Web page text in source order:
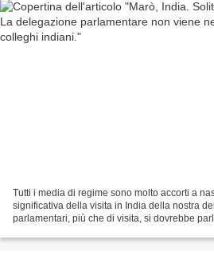
Tutti i media di regime sono molto accorti a
significativa della visita in India della nostra
parlamentari, più che di visita, si dovrebbe